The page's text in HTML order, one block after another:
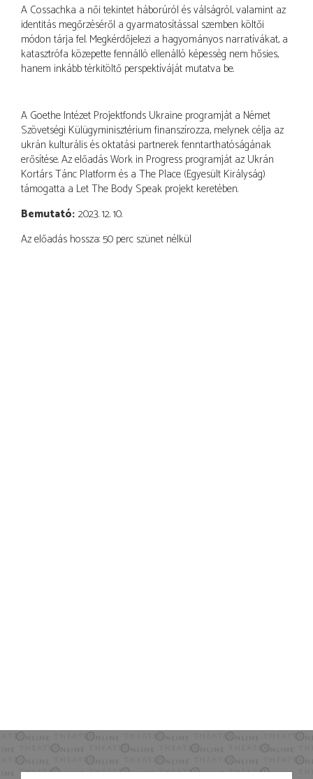
A Cossachka a női tekintet háborúról és válságról, valamint az
identitás megőrzéséről a gyarmatosítással szemben költői
módon tárja fel. Megkérdőjelezi a hagyományos narratívákat, a
katasztrófa közepette fennálló ellenálló képesség nem hősies,
hanem inkább térkitöltő perspektíváját mutatva be.
A Goethe Intézet Projektfonds Ukraine programját a Német
Szövetségi Külügyminisztérium finanszírozza, melynek célja az
ukrán kulturális és oktatási partnerek fenntarthatóságának
erősítése. Az előadás Work in Progress programját az Ukrán
Kortárs Tánc Platform és a The Place (Egyesült Királyság)
támogatta a Let The Body Speak projekt keretében.
Bemutató 2023. 12. 10.
Az előadás hossza: 50 perc szünet nélkül